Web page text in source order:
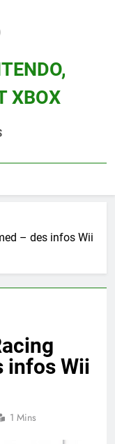
XBOX
Autres
– des infos Wii
infos Wii
1 Mins